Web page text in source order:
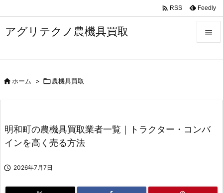
アグリテクノ農機具買取 


 RSS Feedly
ホーム > 農機具買取
明和町の農機具買取業者一覧｜トラクター・コンバ
インを高く売る方法
 2026年7月7日